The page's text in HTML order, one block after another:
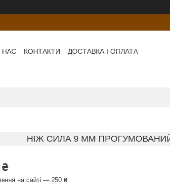
НАС КОНТАКТИ
ДОСТАВКА І ОПЛАТА
НІЖ СИЛА 9 ММ ПРОГУМОВАНИЙ
на сайті — 250 ₴